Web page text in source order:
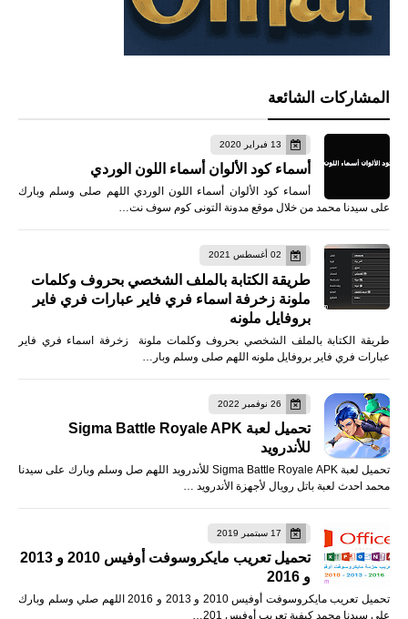
المشاركات الشائعة
13 فبراير 2020
أسماء كود الألوان أسماء اللون الوردي
أسماء كود الألوان أسماء اللون الوردي اللهم صلى وسلم وبارك
على سيدنا محمد من خلال موقع مدونة التونى كوم سوف نت…
02 أغسطس 2021
طريقة الكتابة بالملف الشخصي بحروف وكلمات
ملونة زخرفة اسماء فري فاير عبارات فري فاير
بروفايل ملونه
طريقة الكتابة بالملف الشخصي بحروف وكلمات ملونة زخرفة اسماء فري فاير
عبارات فري فاير بروفايل ملونه اللهم صلى وسلم وبار…
26 نوفمبر 2022
تحميل لعبة Sigma Battle Royale APK
للأندرويد
تحميل لعبة Sigma Battle Royale APK للأندرويد اللهم صل وسلم وبارك على سيدنا
محمد احدث لعبة باتل رويال لأجهزة الأندرويد …
17 سبتمبر 2019
تحميل تعريب مايكروسوفت أوفيس 2010 و 2013
و 2016
تحميل تعريب مايكروسوفت أوفيس 2010 و 2013 و 2016 اللهم صلي وسلم وبارك
على سيدنا محمد كيفية تعريب أوفيس 201…